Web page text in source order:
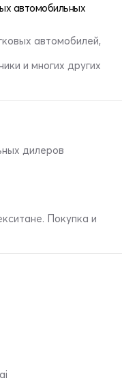
автомобильных
автомобилей,
и многих других
дилеров
Покупка и